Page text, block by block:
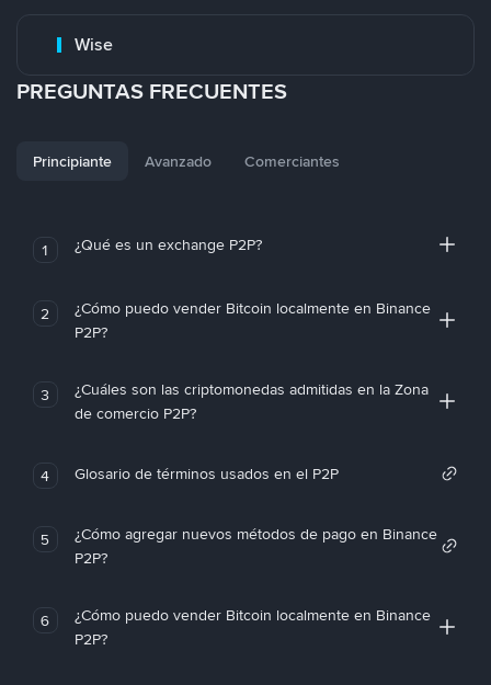
Wise
PREGUNTAS FRECUENTES
Principiante Avanzado Comerciantes
1 ¿Qué es un exchange P2P?
2
¿Cómo puedo vender Bitcoin localmente en Binance
P2P?
3
¿Cuáles son las criptomonedas admitidas en la Zona
de comercio P2P?
4 Glosario de términos usados en el P2P
5
¿Cómo agregar nuevos métodos de pago en Binance
P2P?
6
¿Cómo puedo vender Bitcoin localmente en Binance
P2P?